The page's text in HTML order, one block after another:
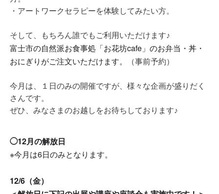
・アートワークセラピーを体験してみたい方。
そして、もちろん誰でもご利用いただけます♪
富士市の自然派お食事処「お花坊cafe」 のお弁当・丼・
おにぎりがご注文いただけます。
（事前予約）
今月は、１日のみの開催ですが、様々な企画が盛りだく
さんです。
ぜひ、みなさまのお越しをお待ちしております♪
◯12月の解放日
※今月は6日のみとなります。
12/6（金）